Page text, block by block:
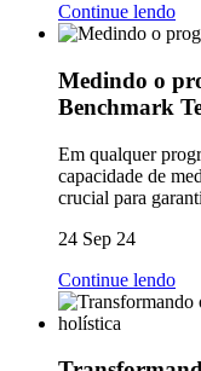
Continue lendo
Medindo o
Benchmark
Em qualquer
capacidade de
crucial para
24 Sep 24
Continue lendo